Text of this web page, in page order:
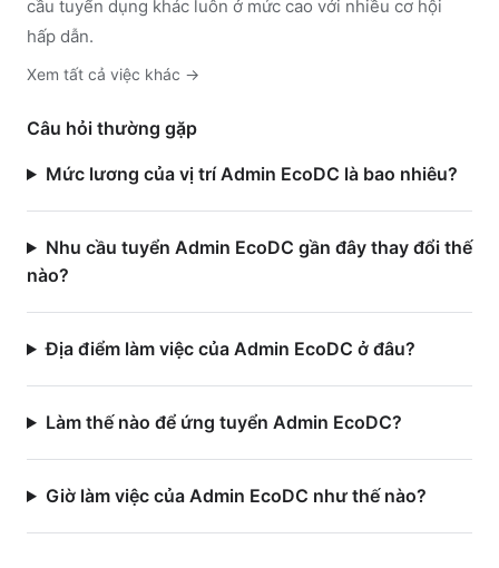
cầu tuyển dụng khác luôn ở mức cao với nhiều cơ hội
hấp dẫn.
Xem tất cả việc khác →
Câu hỏi thường gặp
Mức lương của vị trí Admin EcoDC là bao nhiêu?
Nhu cầu tuyển Admin EcoDC gần đây thay đổi thế
nào?
Địa điểm làm việc của Admin EcoDC ở đâu?
Làm thế nào để ứng tuyển Admin EcoDC?
Giờ làm việc của Admin EcoDC như thế nào?